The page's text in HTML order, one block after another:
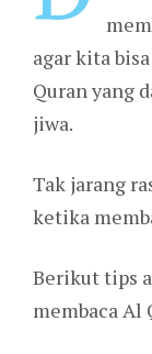
agar kita
Quran yang
jiwa.
Tak jarang
ketika
Berikut tips
membaca Al